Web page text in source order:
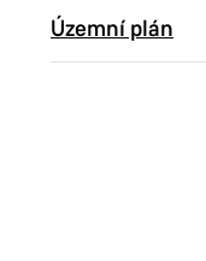
Územní plán